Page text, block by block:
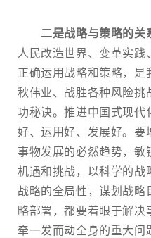
二是战略与策略的关
人民改造世界、变革实践
正确运用战略和策略，是
秋伟业、战胜各种风险挑
功秘诀。推进中国式现代
好、运用好、发展好。要
事物发展的必然趋势，敏
机遇和挑战，以科学的战
战略的全局性，谋划战略
略部署，都要着眼于解决
牵一发而动全身的重大问